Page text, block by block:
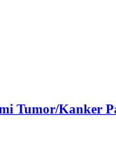
Tumor/Kanker